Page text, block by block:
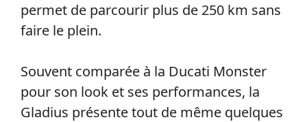
permet de parcourir plus de 250 km sans
faire le plein.
Souvent comparée à la Ducati Monster
pour son look et ses performances, la
Gladius présente tout de même quelques